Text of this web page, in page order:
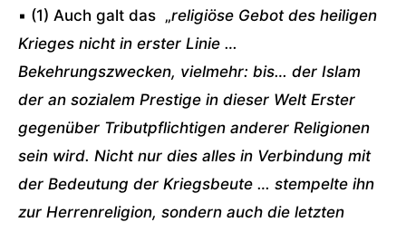
▪ (1) Auch galt das „religiöse Gebot des heiligen
Krieges nicht in erster Linie …
Bekehrungszwecken, vielmehr: bis… der Islam
der an sozialem Prestige in dieser Welt Erster
gegenüber Tributpflichtigen anderer Religionen
sein wird. Nicht nur dies alles in Verbindung mit
der Bedeutung der Kriegsbeute … stempelte ihn
zur Herrenreligion, sondern auch die letzten